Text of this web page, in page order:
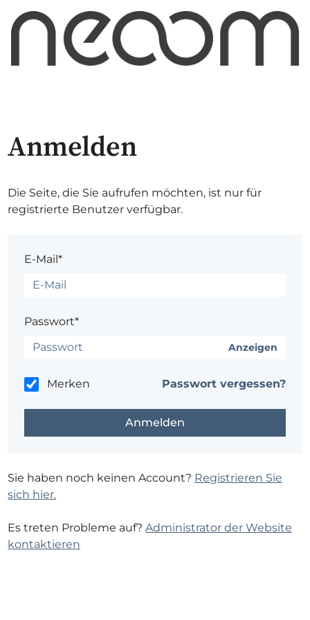
Anmelden
Die Seite, die Sie aufrufen möchten, ist nur für
registrierte Benutzer verfügbar.
E-Mail*
Passwort*
Anzeigen
Merken Passwort vergessen?
Sie haben noch keinen Account? Registrieren Sie
sich hier.
Es treten Probleme auf?Administrator der Website
kontaktieren